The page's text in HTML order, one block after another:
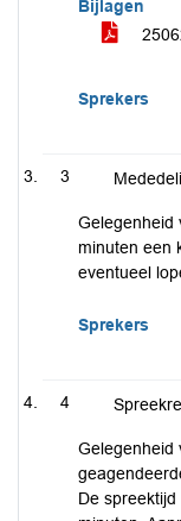
Bijlagen
Sprekers
3
Gelegenheid
minuten een
eventueel
Sprekers
4
Gelegenheid
De